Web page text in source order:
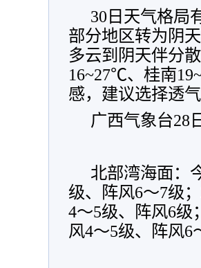
30日天气格局
部分地区转为阴
多云到阴天伴分
16~27℃、桂南
感，建议选择透
广西气象台28
北部湾海面：
级、阵风6～7级
4～5级、阵风6级
风4～5级、阵风